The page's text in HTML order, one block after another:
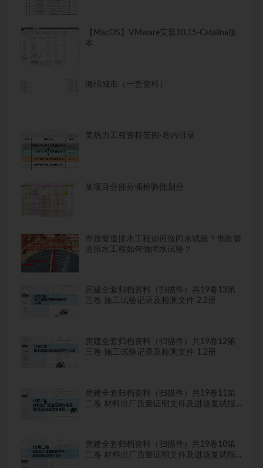
【MacOS】VMware安装10.15-Catalina版
本
海绵城市（一套资料）
某热力工程资料范例-卷内目录
某项目分部分项检验批划分
市政管道排水工程如何做闭水试验？市政管
道排水工程如何做闭水试验？
房建全套归档资料（扫描件）共19卷13第
三卷 施工试验记录及检测文件 2.2册
房建全套归档资料（扫描件）共19卷12第
三卷 施工试验记录及检测文件 1.2册
房建全套归档资料（扫描件）共19卷11第
二卷 材料出厂质量证明文件及进场复试报
房建全套归档资料（扫描件）共19卷10第
二卷 材料出厂质量证明文件及进场复试报